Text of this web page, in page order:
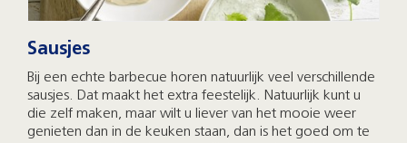
Sausjes
Bij een echte barbecue horen natuurlijk veel verschillende
sausjes. Dat maakt het extra feestelijk. Natuurlijk kunt u
die zelf maken, maar wilt u liever van het mooie weer
genieten dan in de keuken staan, dan is het goed om te